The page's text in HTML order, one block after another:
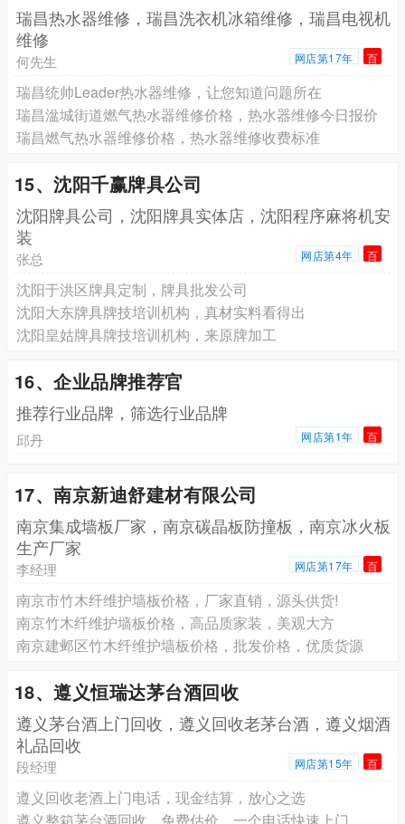
瑞昌热水器维修，瑞昌洗衣机冰箱维修，瑞昌电视机
维修
何先生 网店第17年 百
瑞昌统帅Leader热水器维修，让您知道问题所在
瑞昌湓城街道燃气热水器维修价格，热水器维修今日报价
瑞昌燃气热水器维修价格，热水器维修收费标准
15、沈阳千赢牌具公司
沈阳牌具公司，沈阳牌具实体店，沈阳程序麻将机安
装
张总 网店第4年 百
沈阳于洪区牌具定制，牌具批发公司
沈阳大东牌具牌技培训机构，真材实料看得出
沈阳皇姑牌具牌技培训机构，来原牌加工
16、企业品牌推荐官
推荐行业品牌，筛选行业品牌
邱丹 网店第1年 百
17、南京新迪舒建材有限公司
南京集成墙板厂家，南京碳晶板防撞板，南京冰火板
生产厂家
李经理 网店第17年 百
南京市竹木纤维护墙板价格，厂家直销，源头供货!
南京竹木纤维护墙板价格，高品质家装，美观大方
南京建邺区竹木纤维护墙板价格，批发价格，优质货源
18、遵义恒瑞达茅台酒回收
遵义茅台酒上门回收，遵义回收老茅台酒，遵义烟酒
礼品回收
段经理 网店第15年 百
遵义回收老酒上门电话，现金结算，放心之选
遵义整箱茅台酒回收，免费估价，一个电话快速上门